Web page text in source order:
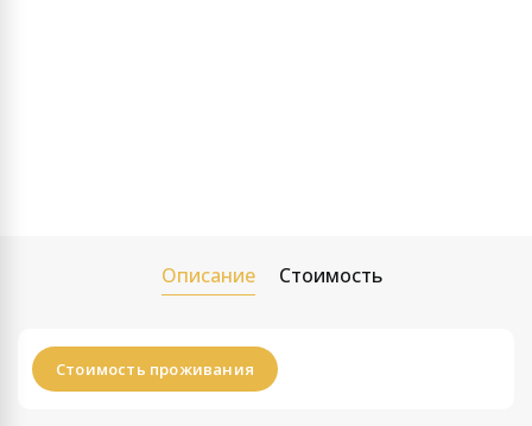
Описание Стоимость
Стоимость проживания